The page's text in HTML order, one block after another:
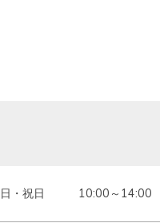
・祝日　　　10:00～14:00